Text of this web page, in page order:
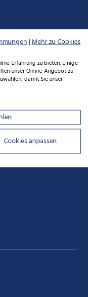
Folgen
Sie
uns
auf
|Mehr zu Cookies
Erfahrung zu bieten. Einige
unser Online-Angebot zu
damit Sie unser
Cookies anpassen